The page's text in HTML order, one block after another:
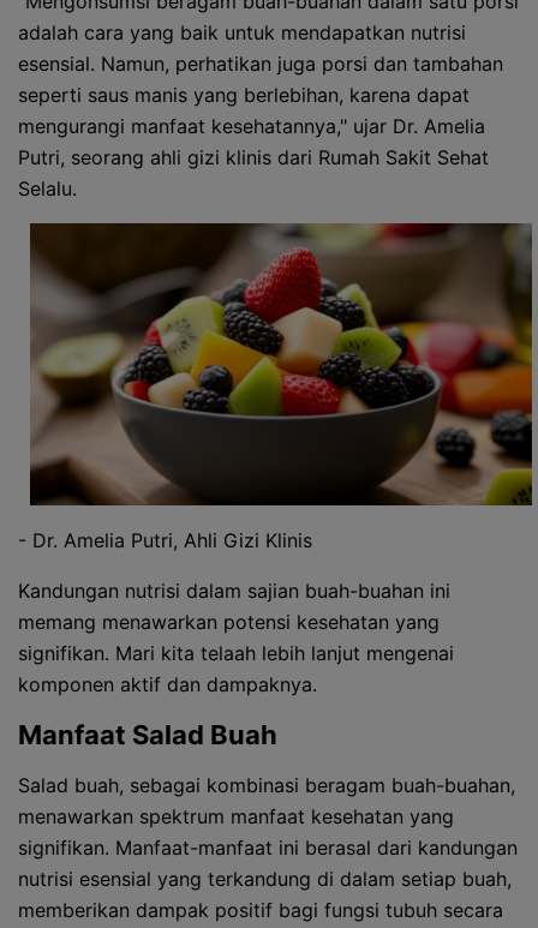
adalah cara yang baik untuk mendapatkan nutrisi
esensial. Namun, perhatikan juga porsi dan tambahan
seperti saus manis yang berlebihan, karena dapat
mengurangi manfaat kesehatannya," ujar Dr. Amelia
Putri, seorang ahli gizi klinis dari Rumah Sakit Sehat
Selalu.
- Dr. Amelia Putri, Ahli Gizi Klinis
Kandungan nutrisi dalam sajian buah-buahan ini
memang menawarkan potensi kesehatan yang
signifikan. Mari kita telaah lebih lanjut mengenai
komponen aktif dan dampaknya.
Manfaat Salad Buah
Salad buah, sebagai kombinasi beragam buah-buahan,
menawarkan spektrum manfaat kesehatan yang
signifikan. Manfaat-manfaat ini berasal dari kandungan
nutrisi esensial yang terkandung di dalam setiap buah,
memberikan dampak positif bagi fungsi tubuh secara